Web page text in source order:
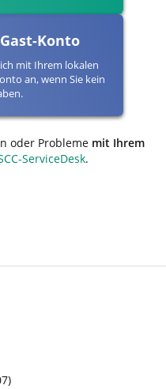
Konto
mit Ihrem lokalen
an, wenn Sie kein
oder Probleme mit Ihrem
ServiceDesk.